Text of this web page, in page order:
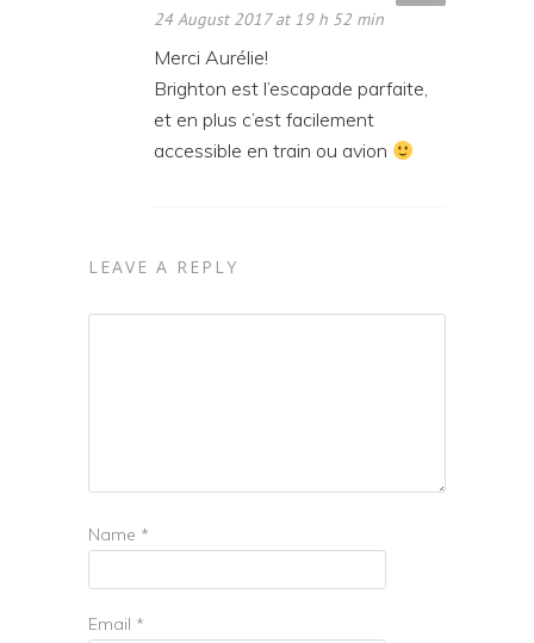
24 August 2017 at 19 h 52 min
Merci Aurélie!
Brighton est l’escapade parfaite,
et en plus c’est facilement
accessible en train ou avion
LEAVE A REPLY
Name *
Email *